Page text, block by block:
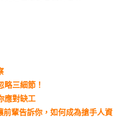
三細節！
應對缺工
輩告訴你，如何成為搶手人資